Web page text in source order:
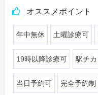
オススメポイント
年中無休 土曜診療可
19時以降診療可 駅チカ
当日予約可 完全予約制